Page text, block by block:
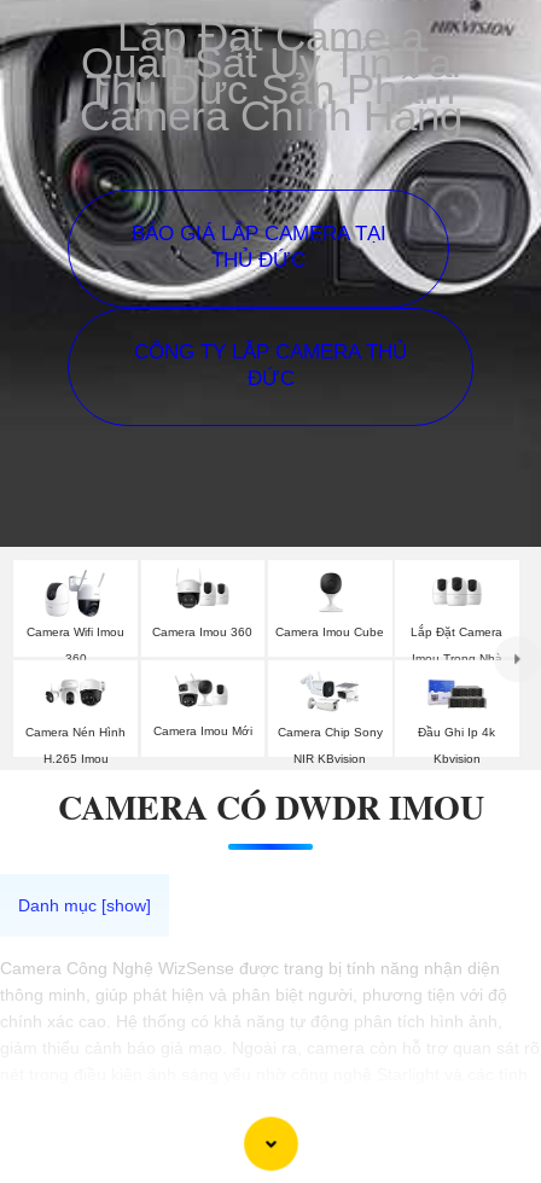
Lắp Đặt Camera
Quan Sát Uy Tín Tại
Thủ Đức Sản Phẩm
Camera Chính Hãng
BÁO GIÁ LẮP CAMERA TẠI
THỦ ĐỨC
CÔNG TY LẮP CAMERA THỦ
ĐỨC
Camera Wifi Imou
360
Camera Imou 360 Camera Imou Cube
Lắp Đặt Camera
Imou Trong Nhà
Camera Nén Hình
H.265 Imou
Camera Imou Mới
Camera Chip Sony
NIR KBvision
Đầu Ghi Ip 4k
Kbvision
CAMERA CÓ DWDR IMOU
Camera Công Nghệ WizSense được trang bị tính năng nhận diện
thông minh, giúp phát hiện và phân biệt người, phương tiện với độ
chính xác cao. Hệ thống có khả năng tự động phân tích hình ảnh,